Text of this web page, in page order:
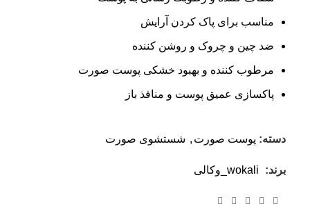
مناسب برای پاک کردن آرایش
ضد چین و چروک و روشن کننده
مرطوب کننده و بهبود خشکی پوست صورت
پاکسازی عمیق پوست و منافذ باز
دسته: پوست صورت , شستشوی صورت
برند: wokali_وکالی